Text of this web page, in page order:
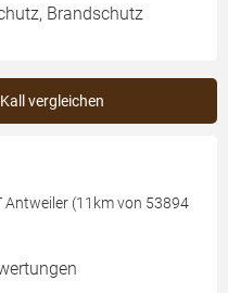
Brandschutz
vergleichen
Antweiler (11km von 53894